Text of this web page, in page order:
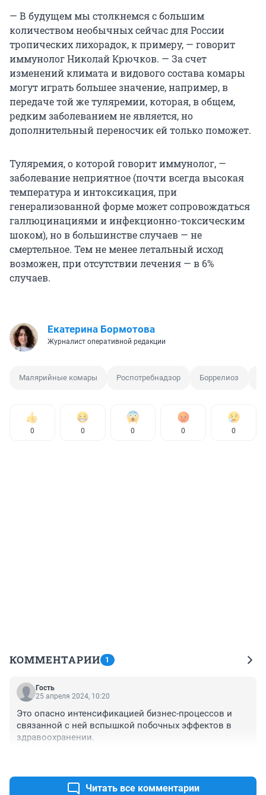
— В будущем мы столкнемся с большим
количеством необычных сейчас для России
тропических лихорадок, к примеру, — говорит
иммунолог Николай Крючков. — За счет
изменений климата и видового состава комары
могут играть большее значение, например, в
передаче той же туляремии, которая, в общем,
редким заболеванием не является, но
дополнительный переносчик ей только поможет.
Туляремия, о которой говорит иммунолог, —
заболевание неприятное (почти всегда высокая
температура и интоксикация, при
генерализованной форме может сопровождаться
галлюцинациями и инфекционно-токсическим
шоком), но в большинстве случаев — не
смертельное. Тем не менее летальный исход
возможен, при отсутствии лечения — в 6%
случаев.
Екатерина Бормотова
Журналист оперативной редакции
Малярийные комары Роспотребнадзор Боррелиоз
0 0 0 0 0
КОММЕНТАРИИ 1
Гость
25 апреля 2024, 10:20
Это опасно интенсификацией бизнес-процессов и
связанной с ней вспышкой побочных эффектов в
здравоохранении.
Читать все комментарии